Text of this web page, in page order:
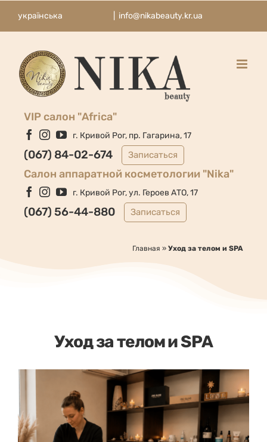
українська info@nikabeauty.kr.ua
VIP салон "Africa"
Facebook
Instagram
YouTube
г. Кривой Рог, пр. Гагарина, 17
(067) 84-02-674 Записаться
Cалон аппаратной косметологии "Nika"
Facebook
Instagram
YouTube
г. Кривой Рог, ул. Героев АТО, 17
(067) 56-44-880 Записаться
Главная » Уход за телом и SPA
Уход за телом и SPA